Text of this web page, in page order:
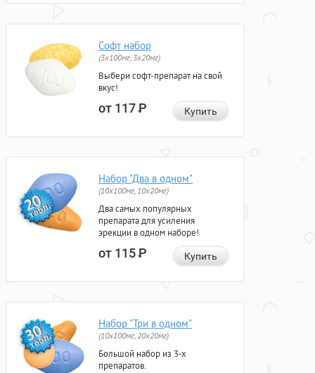
Софт набор
(3x100мг, 3x20мг)
Выбери софт-препарат на свой
вкус!
от 117Р Купить
Набор "Два в одном"
(10x100мг, 10x20мг)
Два самых популярных
препарата для усиления
эрекции в одном наборе!
от 115Р Купить
Набор "Три в одном"
(10x100мг, 20x20мг)
Большой набор из 3-х
препаратов.